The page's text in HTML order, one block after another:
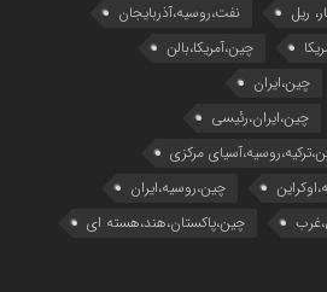
ریل
نفت،روسیه،آذربایجان
چین،آمریکا،بالن
چین،ایران
چین،ایران،رئیسی
مرکزی
چین،روسیه،ایران
چین،پاکستان،هند،هسته ای